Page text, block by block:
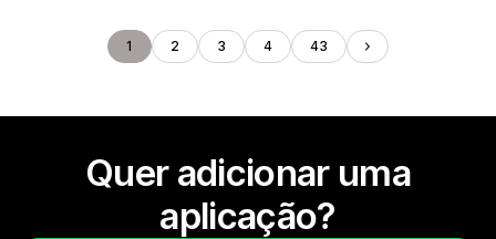
1 2 3 4 43
Quer adicionar uma
aplicação?